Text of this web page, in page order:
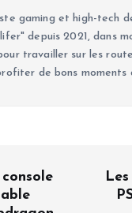
gaming et high-tech
depuis 2021, dans
travailler sur les
de bons moments
Les